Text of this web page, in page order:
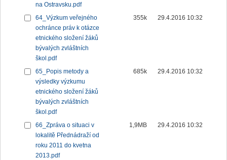
na Ostravsku.pdf
64_Výzkum veřejného
ochránce práv k otázce
etnického složení žáků
bývalých zvláštních
škol.pdf
355k 29.4.2016 10:32
65_Popis metody a
výsledky výzkumu
etnického složení žáků
bývalých zvláštních
škol.pdf
685k 29.4.2016 10:32
66_Zpráva o situaci v
lokalitě Přednádraží od
roku 2011 do kvetna
2013.pdf
1,9MB 29.4.2016 10:32